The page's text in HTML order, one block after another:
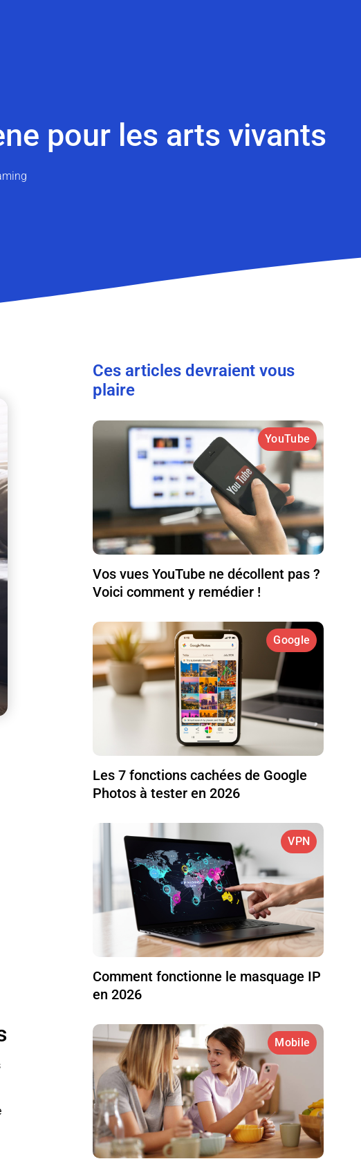
pour les arts vivants
Ces articles devraient vous
plaire
YouTube
Vos vues YouTube ne décollent pas ?
Voici comment y remédier !
Google
Les 7 fonctions cachées de Google
Photos à tester en 2026
VPN
Comment fonctionne le masquage IP
en 2026
Mobile